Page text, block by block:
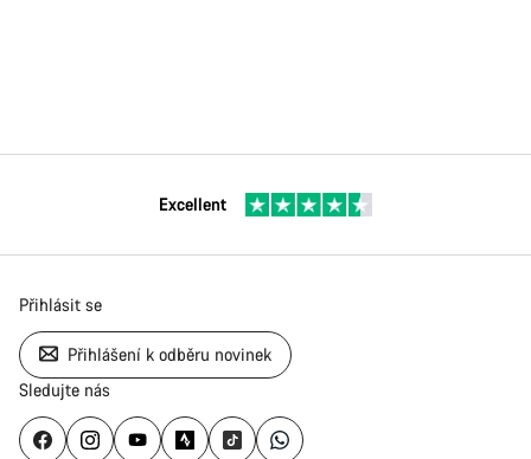
Excellent
Přihlásit se
Přihlášení k odběru novinek
Sledujte nás